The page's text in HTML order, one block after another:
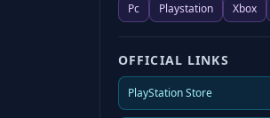
Pc Playstation Xbox
OFFICIAL LINKS
PlayStation Store